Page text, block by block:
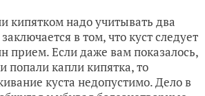
кипятком надо учитывать два
в том, что куст следует
прием. Если даже вам показалось,
попали капли кипятка, то
куста недопустимо. Дело в